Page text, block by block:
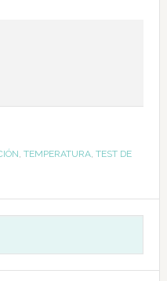
, TEMPERATURA, TEST DE